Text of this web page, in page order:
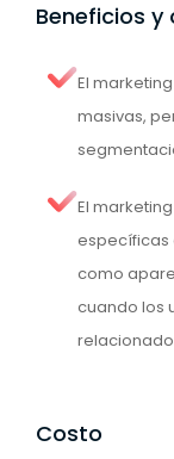
Beneficios
El
masivas,
El
específicas
como
cuando los
Costo